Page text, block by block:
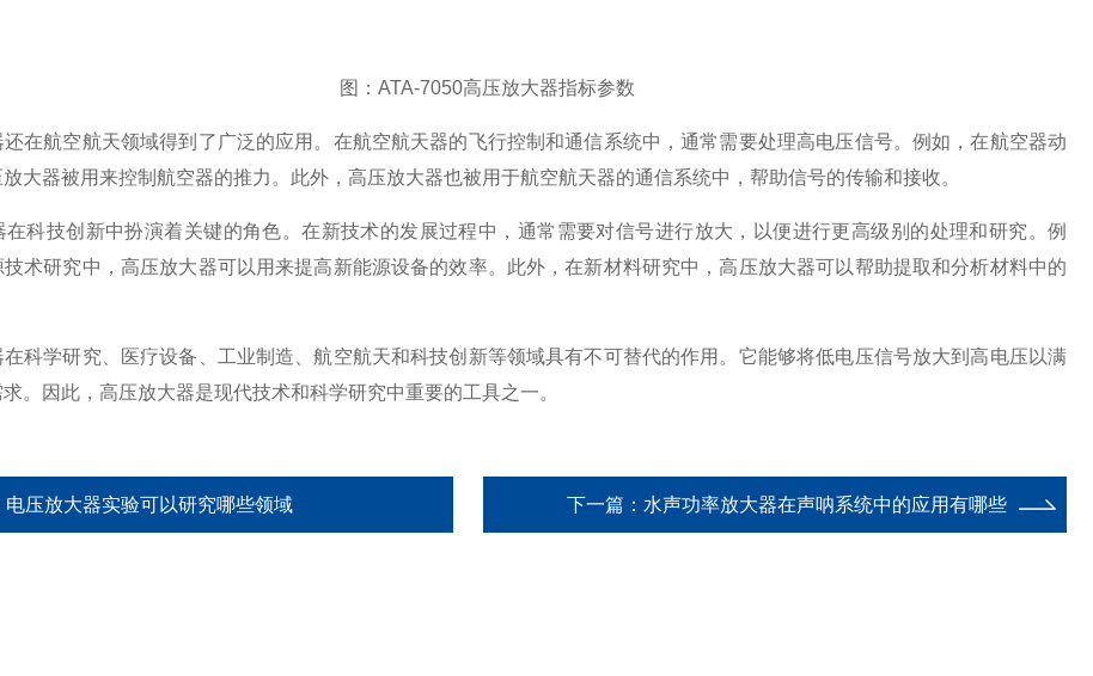
图：ATA-7050高压放大器指标参数
航空航天领域得到了广泛的应用。在航空航天器的飞行控制和通信系统中，通常需要处理高电压信号。例如，在航空器动
大器被用来控制航空器的推力。此外，高压放大器也被用于航空航天器的通信系统中，帮助信号的传输和接收。
技创新中扮演着关键的角色。在新技术的发展过程中，通常需要对信号进行放大，以便进行更高级别的处理和研究。例
术研究中，高压放大器可以用来提高新能源设备的效率。此外，在新材料研究中，高压放大器可以帮助提取和分析材料中的
学研究、医疗设备、工业制造、航空航天和科技创新等领域具有不可替代的作用。它能够将低电压信号放大到高电压以满
。因此，高压放大器是现代技术和科学研究中重要的工具之一。
电压放大器实验可以研究哪些领域 下一篇： 水声功率放大器在声呐系统中的应用有哪些